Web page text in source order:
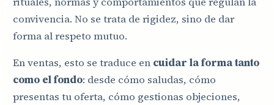
convivencia. No se trata de rigidez, sino de dar
forma al respeto mutuo.
En ventas, esto se traduce en cuidar la forma tanto
como el fondo: desde cómo saludas, cómo
presentas tu oferta, cómo gestionas objeciones,